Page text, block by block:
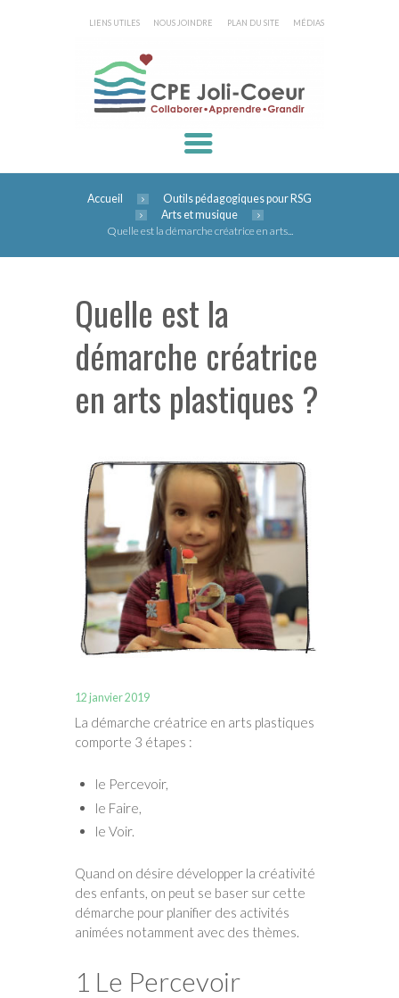
LIENS UTILES NOUS JOINDRE PLAN DU SITE MÉDIAS
Accueil
Outils pédagogiques pour RSG
Arts et musique
Quelle est la démarche créatrice en arts...
Quelle est la
démarche créatrice
en arts plastiques ?
12 janvier 2019
La démarche créatrice en arts plastiques
comporte 3 étapes :
le Percevoir,
le Faire,
le Voir.
Quand on désire développer la créativité
des enfants, on peut se baser sur cette
démarche pour planifier des activités
animées notamment avec des thèmes.
1 Le Percevoir